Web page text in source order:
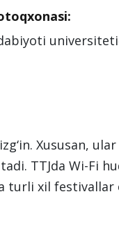
Xususan,
TTJda Wi-Fi
xil festivallar